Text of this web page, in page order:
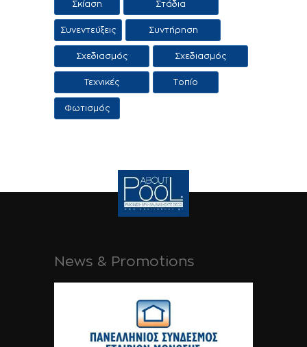
Σκίαση
Στάδια
κατασκευής
πισίνας
Συνεντεύξεις
Συντήρηση
πισίνας
Σχεδιασμός
πισίνας
Σχεδιασμός
τοπίου
Τεχνικές
Εφαρμογες
Τοπίο
Φωτισμός
News & Promotions